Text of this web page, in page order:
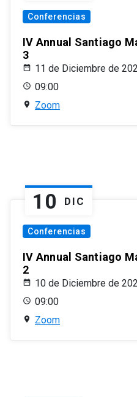
Conferencias
IV Annual Santiago
3
11 de Diciembre de
09:00
Zoom
10 DIC
Conferencias
IV Annual Santiago
2
10 de Diciembre de
09:00
Zoom